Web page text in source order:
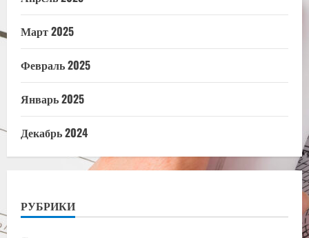
Март 2025
Февраль 2025
Январь 2025
Декабрь 2024
РУБРИКИ